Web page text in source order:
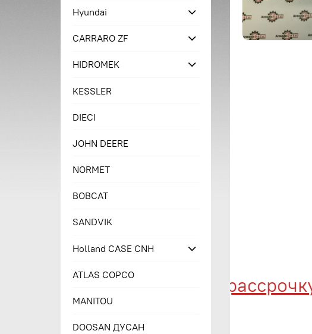
Менеджер оформит рассрочку
Hyundai
CARRARO ZF
HIDROMEK
KESSLER
DIECI
JOHN DEERE
NORMET
BOBCAT
SANDVIK
Holland CASE CNH
ATLAS COPCO
MANITOU
DOOSAN ДУСАН